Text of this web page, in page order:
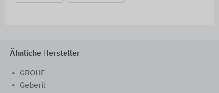
Ähnliche Hersteller
GROHE
Geberit